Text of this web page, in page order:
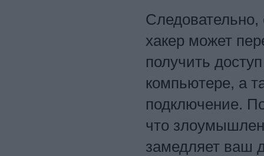
хакер может
получить
компьютере, а
подключение.
что
замедляет ваш